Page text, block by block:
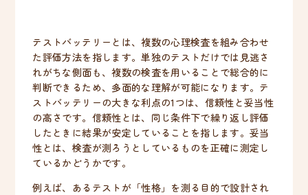
テストバッテリーとは、複数の心理検査を組み合わせ
た評価方法を指します。単独のテストだけでは見逃さ
れがちな側面も、複数の検査を用いることで総合的に
判断できるため、多面的な理解が可能になります。テ
ストバッテリーの大きな利点の1つは、信頼性と妥当性
の高さです。信頼性とは、同じ条件下で繰り返し評価
したときに結果が安定していることを指します。妥当
性とは、検査が測ろうとしているものを正確に測定し
ているかどうかです。
例えば、あるテストが「性格」を測る目的で設計され